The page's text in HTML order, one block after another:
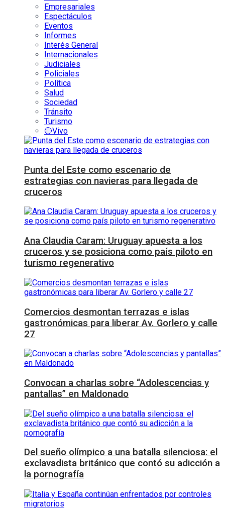
Empresariales
Espectáculos
Eventos
Informes
Interés General
Internacionales
Judiciales
Policiales
Política
Salud
Sociedad
Tránsito
Turismo
🔴Vivo
Punta del Este como escenario de
estrategias con navieras para llegada de
cruceros
Ana Claudia Caram: Uruguay apuesta a los
cruceros y se posiciona como país piloto en
turismo regenerativo
Comercios desmontan terrazas e islas
gastronómicas para liberar Av. Gorlero y calle
27
Convocan a charlas sobre “Adolescencias y
pantallas” en Maldonado
Del sueño olímpico a una batalla silenciosa: el
exclavadista británico que contó su adicción a
la pornografía